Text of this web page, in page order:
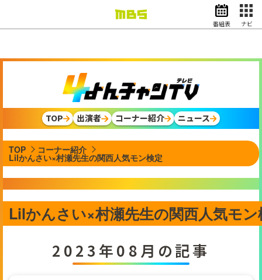
ドラマ
スポーツ
動画イズム ニュース
天気・防災
映画 アナウンサー
グッズ
EN 検索 番組表
番組表 ナビ
TOP 出演者 コーナー紹介 ニュース
TOP コーナー紹介
Lilかんさい×村瀬先生の関西人気モン検定
Lilかんさい×村瀬先生の関西人気モン
2023年08月の記事